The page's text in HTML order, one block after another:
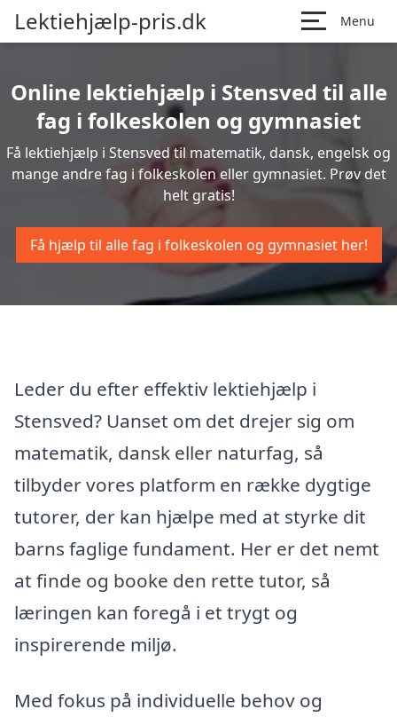
Lektiehjælp-pris.dk Menu
Online lektiehjælp i Stensved til alle
fag i folkeskolen og gymnasiet
Få lektiehjælp i Stensved til matematik, dansk, engelsk og
mange andre fag i folkeskolen eller gymnasiet. Prøv det
helt gratis!
Få hjælp til alle fag i folkeskolen og gymnasiet her!
Leder du efter effektiv lektiehjælp i
Stensved? Uanset om det drejer sig om
matematik, dansk eller naturfag, så
tilbyder vores platform en række dygtige
tutorer, der kan hjælpe med at styrke dit
barns faglige fundament. Her er det nemt
at finde og booke den rette tutor, så
læringen kan foregå i et trygt og
inspirerende miljø.
Med fokus på individuelle behov og